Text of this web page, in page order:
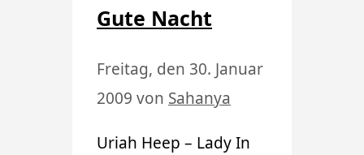
Gute Nacht
Freitag, den 30. Januar
2009 von Sahanya
Uriah Heep – Lady In